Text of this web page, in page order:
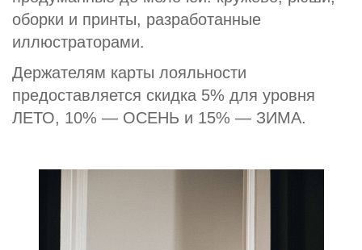
оборки и принты, разработанные
иллюстраторами.
Держателям карты лояльности
предоставляется скидка 5% для уровня
ЛЕТО, 10% — ОСЕНЬ и 15% — ЗИМА.